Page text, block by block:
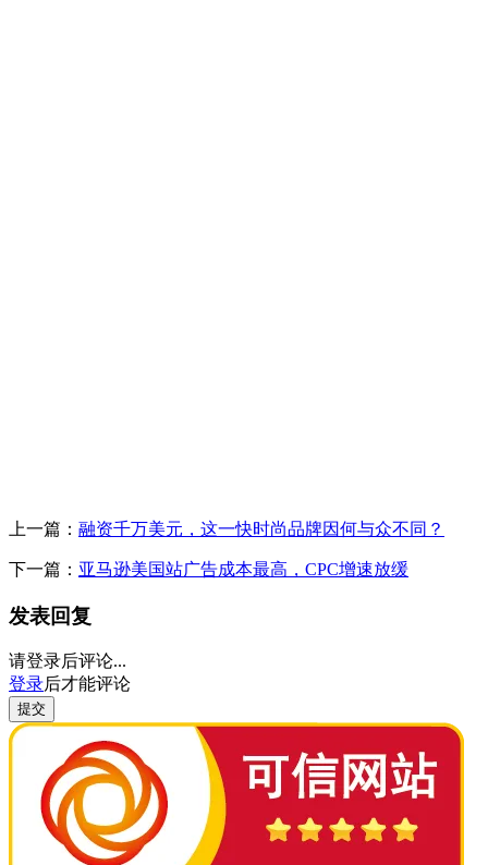
上一篇： 融资千万美元，这一快时尚品牌因何与众不同？
下一篇： 亚马逊美国站广告成本最高，CPC增速放缓
发表回复
请登录后评论...
登录后才能评论
提交